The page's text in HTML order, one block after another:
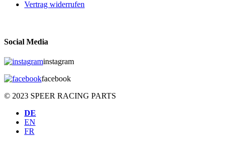
Vertrag widerrufen
Social Media
instagram
facebook
© 2023 SPEER RACING PARTS
DE
EN
FR